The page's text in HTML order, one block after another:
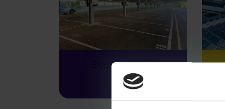
Électromobilité